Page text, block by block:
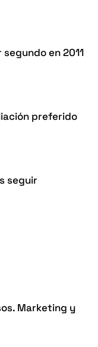
en 2011
preferido
seguir
Marketing y